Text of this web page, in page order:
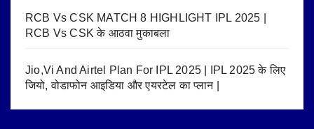
RCB Vs CSK MATCH 8 HIGHLIGHT IPL 2025 |
RCB Vs CSK के आठवा मुकाबला
Jio,Vi And Airtel Plan For IPL 2025 | IPL 2025 के लिए
जियो, वोडाफोन आइडिया और एयरटेल का प्लान |